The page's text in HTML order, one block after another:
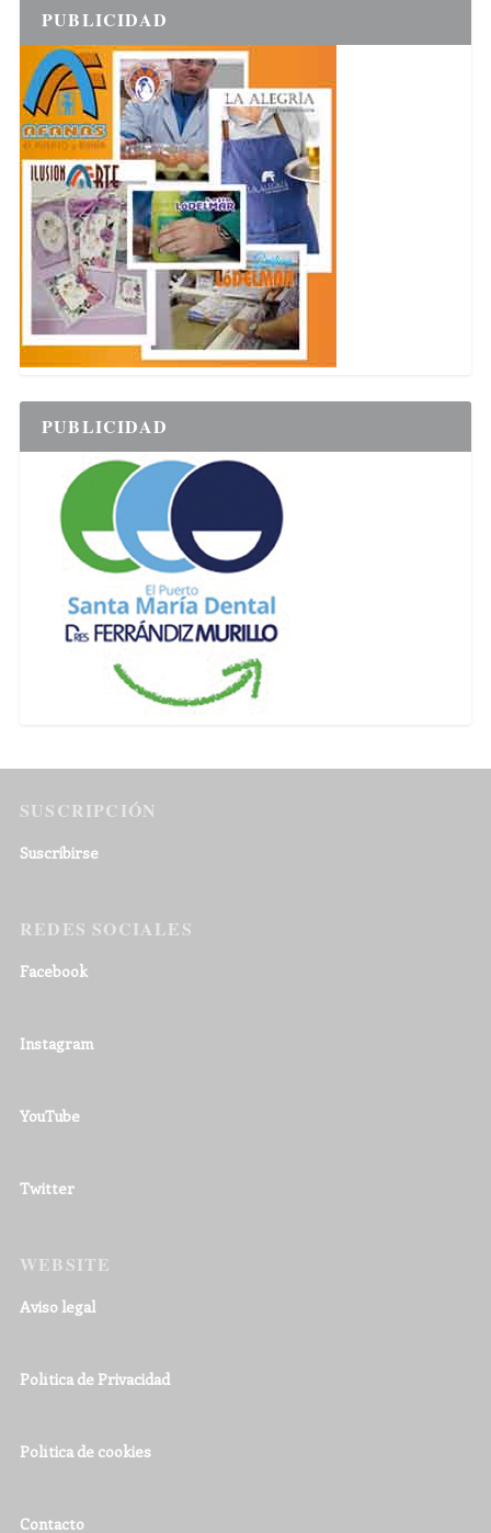
PUBLICIDAD
PUBLICIDAD
SUSCRIPCIÓN
Suscribirse
REDES SOCIALES
Facebook
Instagram
YouTube
Twitter
WEBSITE
Aviso legal
Política de Privacidad
Política de cookies
Contacto